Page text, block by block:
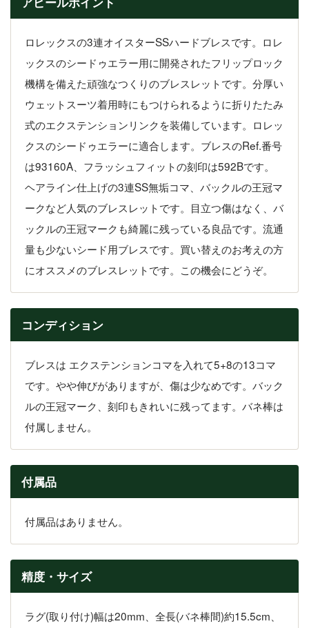
ロレックスの3連オイスターSSハードブレスです。ロレ
ックスのシードゥエラー用に開発されたフリップロック
機構を備えた頑強なつくりのブレスレットです。分厚い
ウェットスーツ着用時にもつけられるように折りたたみ
式のエクステンションリンクを装備しています。ロレッ
クスのシードゥエラーに適合します。ブレスのRef.番号
は93160A、フラッシュフィットの刻印は592Bです。
ヘアライン仕上げの3連SS無垢コマ、バックルの王冠マ
ークなど人気のブレスレットです。目立つ傷はなく、バ
ックルの王冠マークも綺麗に残っている良品です。流通
量も少ないシード用ブレスです。買い替えのお考えの方
にオススメのブレスレットです。この機会にどうぞ。
コンディション
ブレスは エクステンションコマを入れて5+8の13コマ
です。やや伸びがありますが、傷は少なめです。バック
ルの王冠マーク、刻印もきれいに残ってます。バネ棒は
付属しません。
付属品
付属品はありません。
精度・サイズ
ラグ(取り付け)幅は20mm、全長(バネ棒間)約15.5cm、